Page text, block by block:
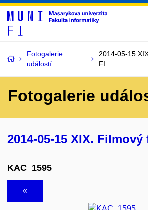
Fotogalerie
událostí
2014-05-15
FI
Fotogalerie
2014-05-15 XIX. Filmový
KAC_1595